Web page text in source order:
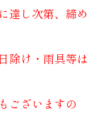
達し次第、締め
除け・雨具等は
ございますの